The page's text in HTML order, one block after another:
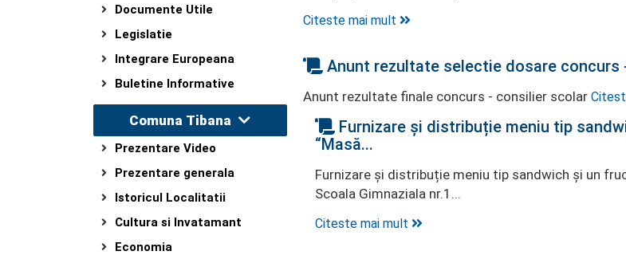
Documente Utile
Legislatie
Integrare Europeana
Buletine Informative
Comuna Tibana
Prezentare Video
Prezentare generala
Istoricul Localitatii
Cultura si Invatamant
Economia
Citeste mai mult
Anunt rezultate selectie dosare concurs
Anunt rezultate finale concurs - consilier scolar
Furnizare și distribuție meniu tip
“Masă...
Furnizare și distribuție meniu tip sandwich și un
Scoala Gimnaziala nr.1...
Citeste mai mult